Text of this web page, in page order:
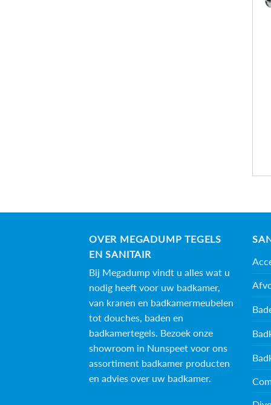
OVER MEGADUMP TEGELS
EN SANITAIR
Bij Megadump vindt u alles wat u
nodig heeft voor uw badkamer,
van kranen en badkamermeubelen
tot douches, baden en
badkamertegels . Bezoek onze
showroom in Nunspeet voor ons
assortiment badkamer producten
en advies over uw badkamer.